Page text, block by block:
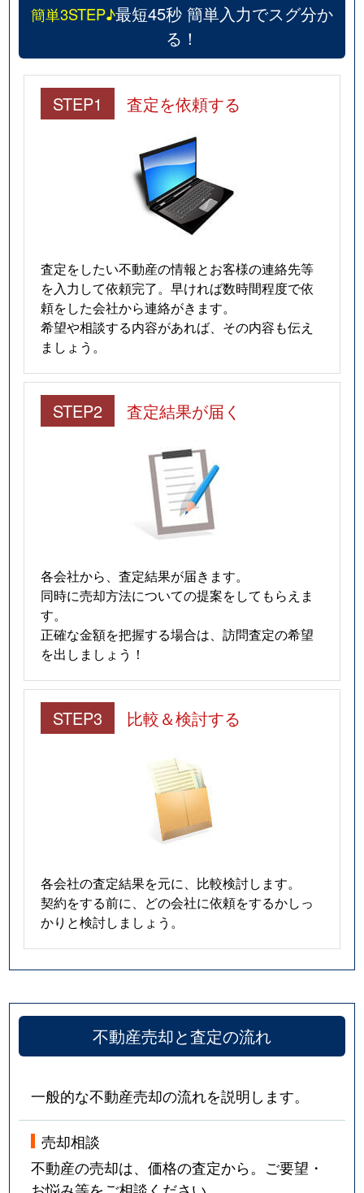
簡単3STEP♪最短45秒 簡単入力でスグ分か
る！
STEP1 査定を依頼する
査定をしたい不動産の情報とお客様の連絡先等
を入力して依頼完了。早ければ数時間程度で依
頼をした会社から連絡がきます。
希望や相談する内容があれば、その内容も伝え
ましょう。
STEP2 査定結果が届く
各会社から、査定結果が届きます。
同時に売却方法についての提案をしてもらえま
す。
正確な金額を把握する場合は、訪問査定の希望
を出しましょう！
STEP3 比較＆検討する
各会社の査定結果を元に、比較検討します。
契約をする前に、どの会社に依頼をするかしっ
かりと検討しましょう。
不動産売却と査定の流れ
一般的な不動産売却の流れを説明します。
売却相談
不動産の売却は、価格の査定から。ご要望・
お悩み等をご相談ください。